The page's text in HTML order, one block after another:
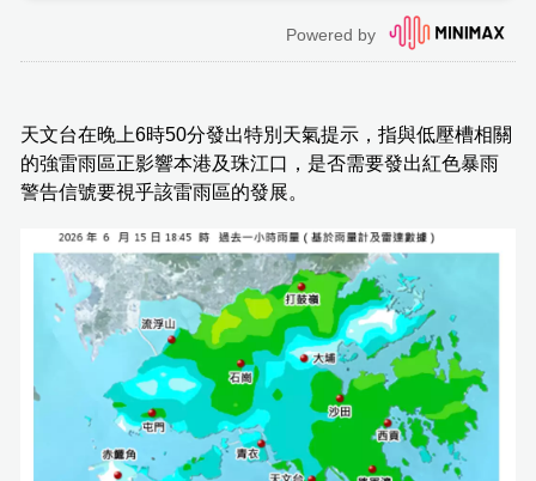
天文台在晚上6時50分發出特別天氣提示，指與低壓槽相關
的強雷雨區正影響本港及珠江口，是否需要發出紅色暴雨
警告信號要視乎該雷雨區的發展。